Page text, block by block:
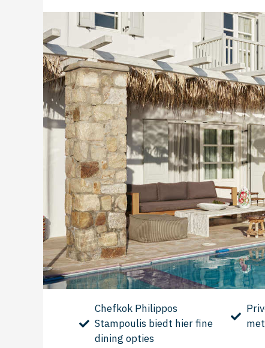
Chefkok Philippos
Stampoulis biedt hier fine
dining opties